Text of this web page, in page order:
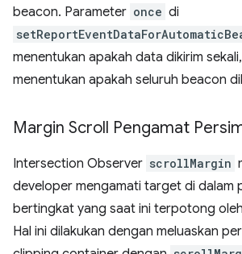
beacon. Parameter once di
menentukan apakah data dikirim
menentukan apakah seluruh beacon
Margin Scroll Pengamat
Intersection Observer scrollMargin
developer mengamati target di dalam
bertingkat yang saat ini terpotong
Hal ini dilakukan dengan meluaskan